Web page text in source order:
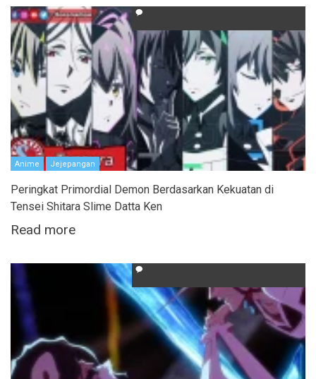
Anime Jejepangan
Peringkat Primordial Demon Berdasarkan Kekuatan di
Tensei Shitara Slime Datta Ken
Read more